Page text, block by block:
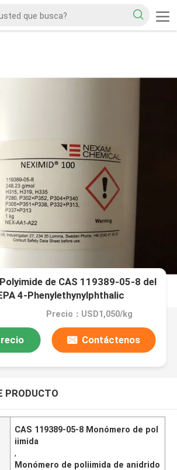
de CAS 119389-05-8 del
4-Phenylethynylphthalic
Precio：USD1,050/kg
Contáctenos
PRODUCTO
CAS 119389-05-8 Monómero de pol
iimida
,
Monómero de poliimida de anidrido